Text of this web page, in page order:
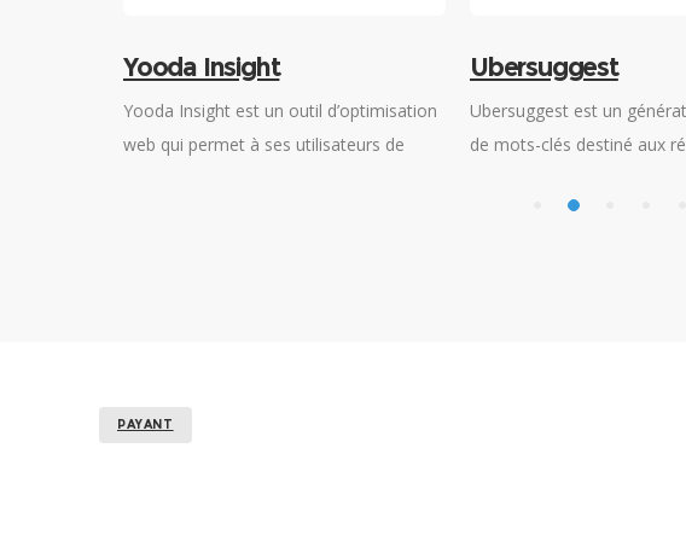
Yooda Insight
Yooda Insight est un outil d’optimisation
web qui permet à ses utilisateurs de
Ubersuggest
Ubersuggest est un
de mots-clés destiné aux
optimiser leurs stratégies,
PAYANT